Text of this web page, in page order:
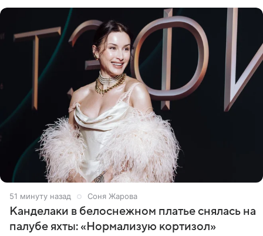
51 минуту назад Соня Жарова
Канделаки в белоснежном платье снялась на
палубе яхты: «Нормализую кортизол»